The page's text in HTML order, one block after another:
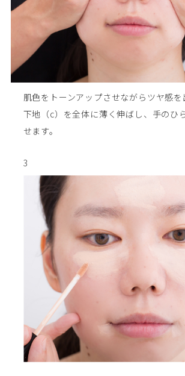
肌色をトーンアップさせながらツヤ感
下地（c）を全体に薄く伸ばし、手のひ
せます。
3